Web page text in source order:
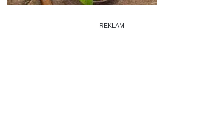
REKLAM